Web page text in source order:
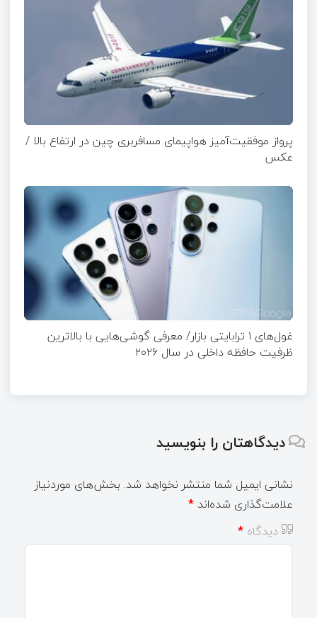
پرواز موفقیت‌آمیز هواپیمای مسافربری چین در ارتفاع بالا /
عکس
غول‌های ۱ ترابایتی بازار/ معرفی گوشی‌هایی با بالاترین
ظرفیت حافظه داخلی در سال ۲۰۲۶
دیدگاهتان را بنویسید
نشانی ایمیل شما منتشر نخواهد شد. بخش‌های موردنیاز
علامت‌گذاری شده‌اند *
دیدگاه *